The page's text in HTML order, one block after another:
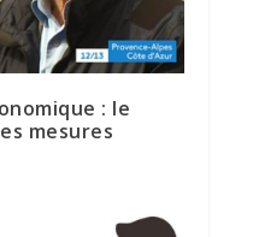
: le
mesures